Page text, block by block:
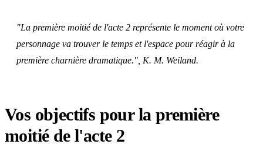
"La première moitié de l'acte 2 représente le moment où votre
personnage va trouver le temps et l'espace pour réagir à la
première charnière dramatique." , K. M. Weiland.
Vos objectifs pour la première
moitié de l'acte 2